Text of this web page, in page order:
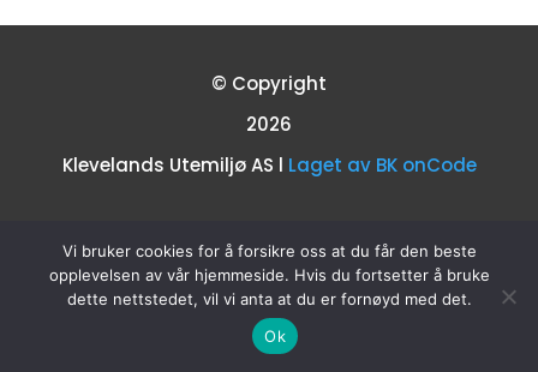
© Copyright
2026
Klevelands Utemiljø AS l Laget av BK onCode
Vi bruker cookies for å forsikre oss at du får den beste
opplevelsen av vår hjemmeside. Hvis du fortsetter å bruke
dette nettstedet, vil vi anta at du er fornøyd med det.
Ok